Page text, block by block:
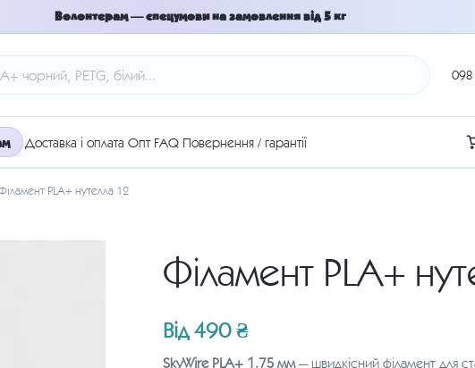
Волонтерам — спецумови на замовлення від 5 кг
098
Доставка і оплата Опт FAQ Повернення / гарантії
PLA+ нутелла 12
Філамент PLA+
Від 490₴
SkyWire PLA+ 1.75 мм— швидкісний філамент для